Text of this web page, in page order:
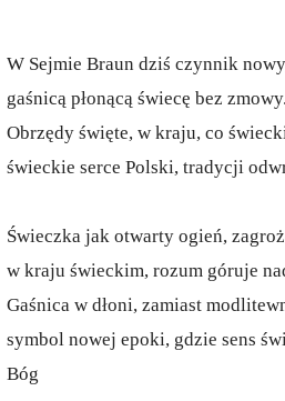
W Sejmie Braun dziś czynnik
gaśnicą płonącą świecę bez zmowy.
Obrzędy święte, w kraju, co
świeckie serce Polski, tradycji
Świeczka jak otwarty ogień,
w kraju świeckim, rozum góruje
Gaśnica w dłoni, zamiast
symbol nowej epoki, gdzie sens
Bóg